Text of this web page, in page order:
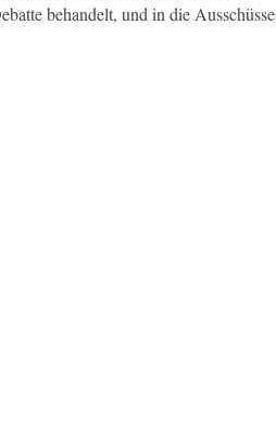
behandelt, und in die Ausschüsse